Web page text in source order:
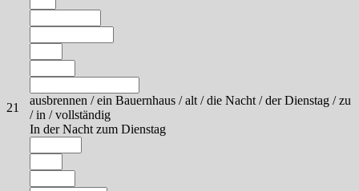
21
ausbrennen / ein Bauernhaus / alt / die Nacht / der Dienstag / zu
/ in / vollständig
In der Nacht zum Dienstag